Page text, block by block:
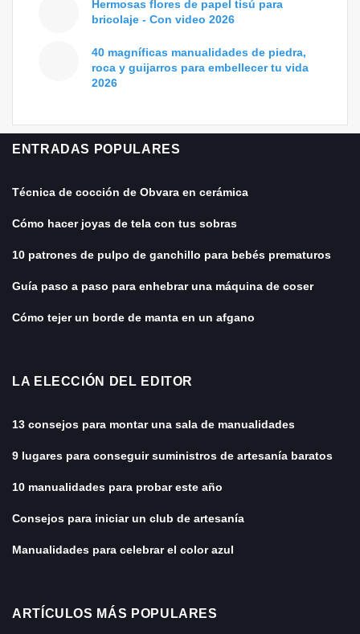
Hermosas flores de papel tisú para
bricolaje - Con video 2026
40 magníficas manualidades de piedra,
roca y guijarros para embellecer tu vida
2026
ENTRADAS POPULARES
Técnica de cocción de Obvara en cerámica
Cómo hacer joyas de tela con tus sobras
10 patrones de pulpo de ganchillo para bebés prematuros
Guía paso a paso para enhebrar una máquina de coser
Cómo tejer un borde de manta en un afgano
LA ELECCIÓN DEL EDITOR
13 consejos para montar una sala de manualidades
9 lugares para conseguir suministros de artesanía baratos
10 manualidades para probar este año
Consejos para iniciar un club de artesanía
Manualidades para celebrar el color azul
ARTÍCULOS MÁS POPULARES